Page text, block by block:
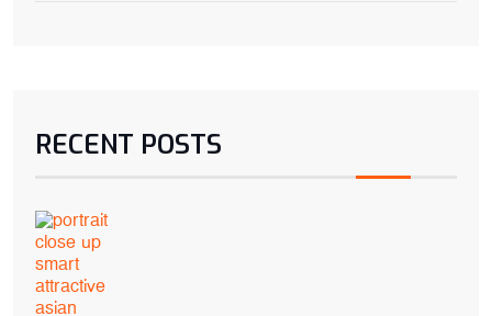
RECENT POSTS